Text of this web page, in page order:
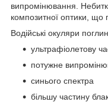
випромінювання.
композитної оптики, що
Водійські окуляри
ультрафіолетову
потужне
синього спектра
більшу частину